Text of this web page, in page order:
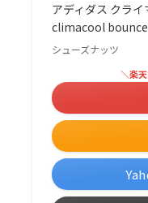
アディダス クラ
climacool bounce
シューズナッツ
＼楽